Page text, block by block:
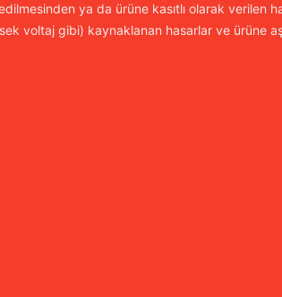
ya da ürüne kasıtlı olarak verilen
voltaj gibi) kaynaklanan hasarlar ve ürüne